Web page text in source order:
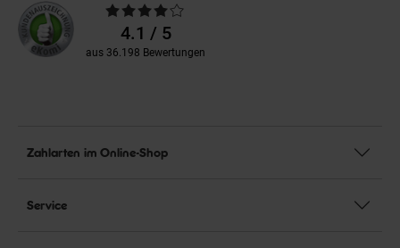
Durchschnittliche
Bewertungen4.1 / 5
aus 36.198 Bewertungen
Zahlarten im Online-Shop
Service